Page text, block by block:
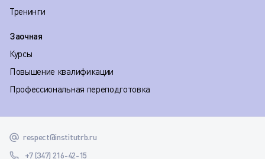
Тренинги
Заочная
Курсы
Повышение квалификации
Профессиональная переподготовка
respect@institutrb.ru
+7 (347) 216-42-15